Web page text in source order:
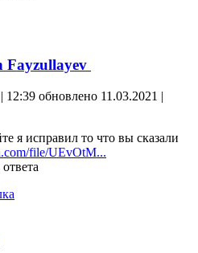
Fayzullayev
12:39 обновлено 11.03.2021 |
я исправил то что вы сказали
file/UEvOtM...